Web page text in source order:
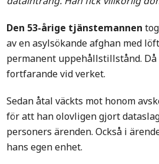
Den 53-årige tjänstemannen
av en asylsökande afghan med
permanent uppehållstillstånd.
fortfarande vid verket.
Sedan åtal väckts mot honom
för att han olovligen gjort
personers ärenden. Också i
hans egen enhet.